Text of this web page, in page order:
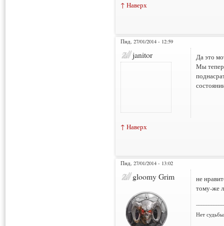
↑ Наверх
Пнд, 27/01/2014 - 12:59
janitor
Да это
Мы
↑ Наверх
Пнд, 27/01/2014 - 13:02
gloomy Grim
не
тому-же
Нет